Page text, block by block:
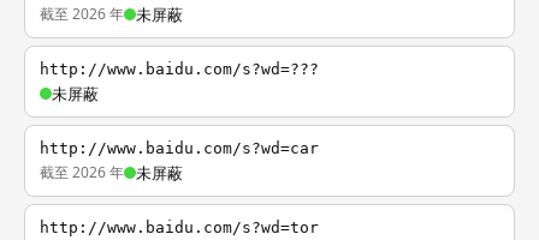
截至 2026 年 未屏蔽
http://www.baidu.com/s?wd=???
未屏蔽
http://www.baidu.com/s?wd=car
截至 2026 年 未屏蔽
http://www.baidu.com/s?wd=tor